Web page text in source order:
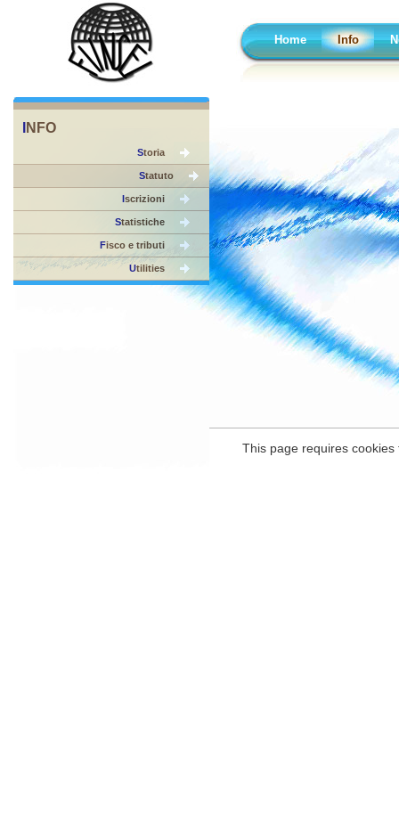
Home Info
NFO
Storia
Statuto
Iscrizioni
Statistiche
Fisco e tributi
Utilities